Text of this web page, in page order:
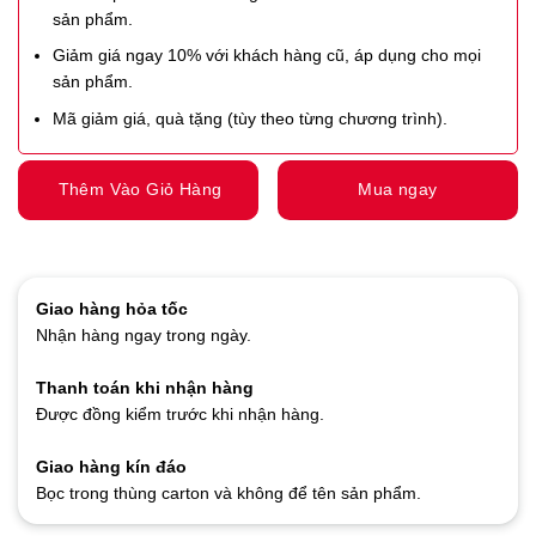
sản phẩm.
Giảm giá ngay 10% với khách hàng cũ, áp dụng cho mọi
sản phẩm.
Mã giảm giá, quà tặng (tùy theo từng chương trình).
Thêm Vào Giỏ Hàng Mua ngay
Giao hàng hỏa tốc
Nhận hàng ngay trong ngày.
Thanh toán khi nhận hàng
Được đồng kiểm trước khi nhận hàng.
Giao hàng kín đáo
Bọc trong thùng carton và không để tên sản phẩm.